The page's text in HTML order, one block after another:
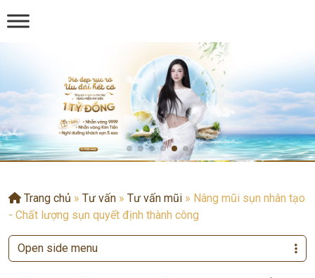
Trang chủ » Tư vấn » Tư vấn mũi » Nâng mũi sụn nhân tạo
- Chất lượng sụn quyết định thành công
Open side menu